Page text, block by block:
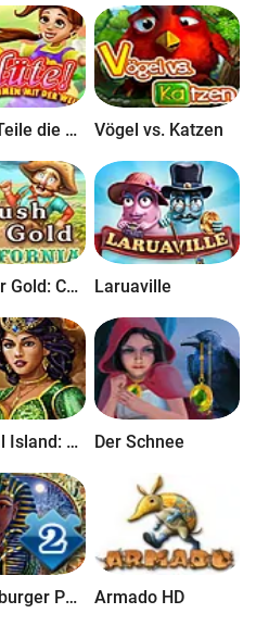
Blüte - Teile die Blumen mit der Welt Vögel vs. Katzen
Rush for Gold: California Laruaville
Imperial Island: Ursprung eines Imperiums Der Schnee
Ravensburger Puzzle II Armado HD